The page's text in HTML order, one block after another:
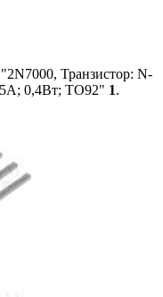
Транзистор: N-
0,4Вт; TO92" 1.